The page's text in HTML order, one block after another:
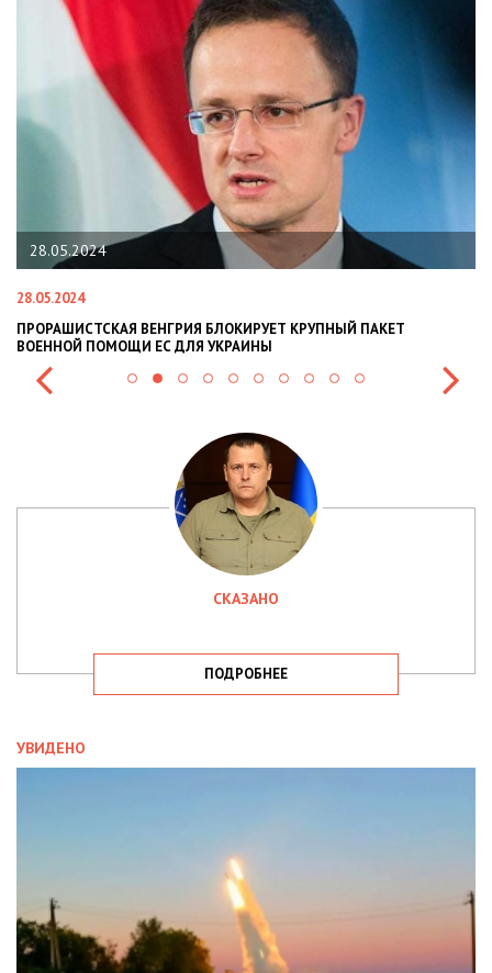
ПАКЕТ
22.01.2024
НАЦПОЛІЦІЯ ЛЯКАЄ ГРОМАДЯН
СИТУАЦІЇ В РАЗІ МОБІЛІЗАЦІЇ ПОЛІЦІЯНТІВ
СКАЗАНО
ПОДРОБНЕЕ
УВИДЕНО